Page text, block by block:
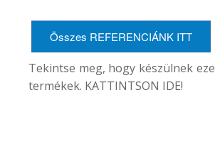
Összes REFERENCIÁNK ITT
Tekintse meg, hogy készülnek
termékek. KATTINTSON IDE!